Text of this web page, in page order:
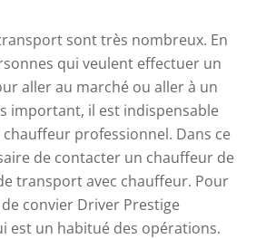
sont très nombreux. En
qui veulent effectuer un
aller au marché ou aller à un
important, il est indispensable
professionnel. Dans ce
de contacter un chauffeur de
transport avec chauffeur. Pour
convier Driver Prestige
est un habitué des opérations.